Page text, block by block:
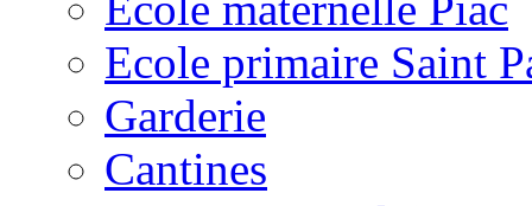
Ecole primaire Saint
Garderie
Cantines